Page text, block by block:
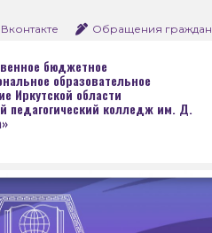
Вконтакте Обращения граждан
бюджетное
образовательное
Иркутской области
педагогический колледж им. Д.